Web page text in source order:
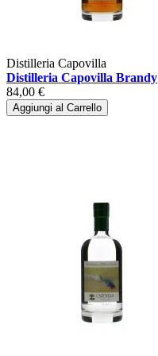
Distilleria Capovilla
Distilleria Capovilla Brandy
84,00 €
Aggiungi al Carrello